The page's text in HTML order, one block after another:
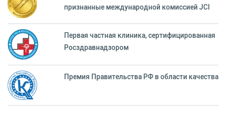
признанные международной комиссией JCI
Первая частная клиника, сертифицированная
Росздравнадзором
Премия Правительства РФ в области качества